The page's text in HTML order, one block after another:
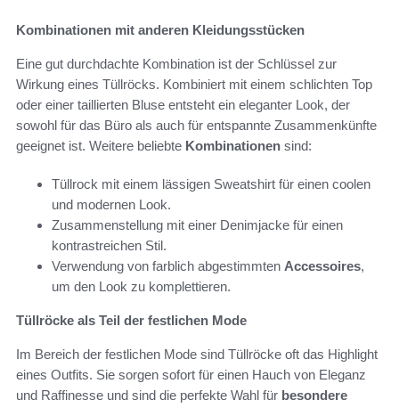
Kombinationen mit anderen Kleidungsstücken
Eine gut durchdachte Kombination ist der Schlüssel zur
Wirkung eines Tüllröcks. Kombiniert mit einem schlichten Top
oder einer taillierten Bluse entsteht ein eleganter Look, der
sowohl für das Büro als auch für entspannte Zusammenkünfte
geeignet ist. Weitere beliebte Kombinationen sind:
Tüllrock mit einem lässigen Sweatshirt für einen coolen
und modernen Look.
Zusammenstellung mit einer Denimjacke für einen
kontrastreichen Stil.
Verwendung von farblich abgestimmten Accessoires,
um den Look zu komplettieren.
Tüllröcke als Teil der festlichen Mode
Im Bereich der festlichen Mode sind Tüllröcke oft das Highlight
eines Outfits. Sie sorgen sofort für einen Hauch von Eleganz
und Raffinesse und sind die perfekte Wahl für besondere